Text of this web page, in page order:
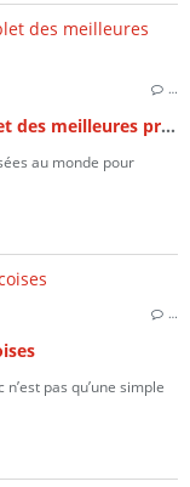
…
Vivre au Canada en 2026, le guide complet des meilleures provinces
au monde pour
…
pas qu’une simple